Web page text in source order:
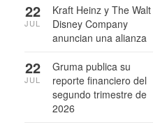
Kraft Heinz y The Walt
Disney Company
anuncian una alianza
22
JUL
Gruma publica su
reporte financiero del
segundo trimestre de
2026
22
JUL